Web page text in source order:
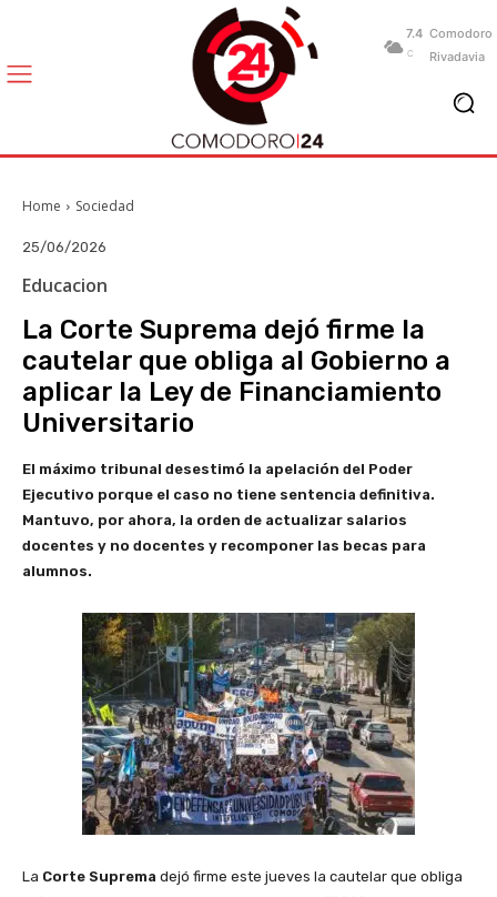
7.4
C
Comodoro
Rivadavia
Home Sociedad
25/06/2026
Educacion
La Corte Suprema dejó firme la
cautelar que obliga al Gobierno a
aplicar la Ley de Financiamiento
Universitario
El máximo tribunal desestimó la apelación del Poder
Ejecutivo porque el caso no tiene sentencia definitiva.
Mantuvo, por ahora, la orden de actualizar salarios
docentes y no docentes y recomponer las becas para
alumnos.
La Corte Suprema dejó firme este jueves la cautelar que obliga